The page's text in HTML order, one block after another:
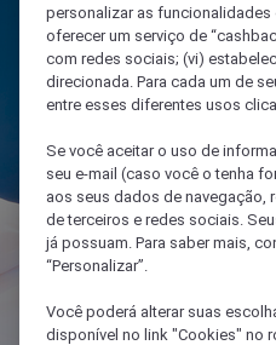
personalizar as
oferecer um serviço de
com redes sociais; (vi)
direcionada. Para cada um de
entre esses diferentes usos
Se você aceitar o uso de
seu e-mail (caso você o tenha
aos seus dados de navegação,
de terceiros e redes sociais.
já possuam. Para saber mais,
“Personalizar”.
Você poderá alterar suas
disponível no link "Cookies" no